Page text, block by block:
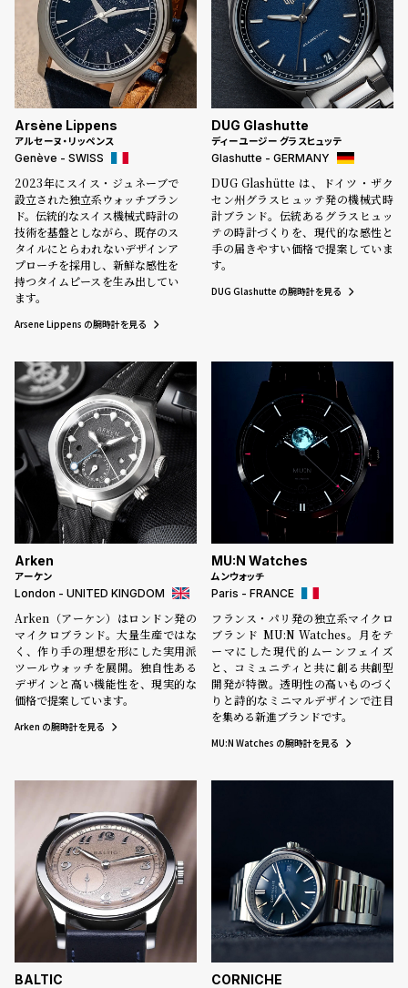
装
貸
情
報
ー
ル
N
e
w
s
A
b
o
u
l
o
h
o
l
i
#
P
e
o
l
e
ガ
イ
時
刻
Arsène Lippens
アルセーヌ・リッペンス
Genève - SWISS
2023年にスイス・ジュネーブで
設立された独立系ウォッチブラン
ド。伝統的なスイス機械式時計の
技術を基盤としながら、既存のス
タイルにとらわれないデザインア
プローチを採用し、新鮮な感性を
持つタイムピースを生み出してい
ます。
Arsene Lippens の腕時計を見る
DUG Glashutte
ディーユージー グラスヒュッテ
Glashutte - GERMANY
DUG Glashütte は、ドイツ・ザク
セン州グラスヒュッテ発の機械式時
計ブランド。伝統あるグラスヒュッ
テの時計づくりを、現代的な感性と
手の届きやすい価格で提案していま
す。
DUG Glashutte の腕時計を見る
Arken
アーケン
London - UNITED KINGDOM
Arken（アーケン）はロンドン発の
マイクロブランド。大量生産ではな
く、作り手の理想を形にした実用派
ツールウォッチを展開。独自性ある
デザインと高い機能性を、現実的な
価格で提案しています。
Arken の腕時計を見る
MU:N Watches
ムンウォッチ
Paris - FRANCE
フランス・パリ発の独立系マイクロ
ブランド MU:N Watches。月をテ
ーマにした現代的ムーンフェイズ
と、コミュニティと共に創る共創型
開発が特徴。透明性の高いものづく
りと詩的なミニマルデザインで注目
を集める新進ブランドです。
MU:N Watches の腕時計を見る
BALTIC CORNICHE